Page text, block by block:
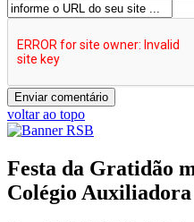
voltar ao topo
Festa da Gratidão
Colégio Auxiliadora